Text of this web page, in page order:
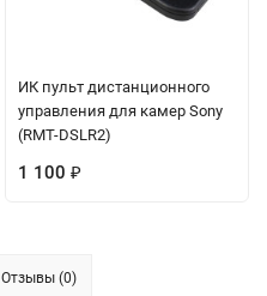
ИК пульт дистанционного
управления для камер Sony
(RMT-DSLR2)
1 100 ₽
Отзывы (0)